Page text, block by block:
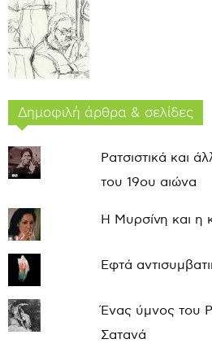
Δημοφιλή άρθρα & σελίδες
Ρατσιστικά και
του 19ου αιώνα
Η Μυρσίνη και η
Εφτά
Ένας ύμνος του
Σατανά